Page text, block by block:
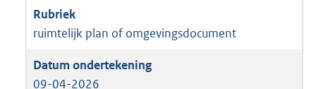
ruimtelijk plan of omgevingsdocument
09-04-2026